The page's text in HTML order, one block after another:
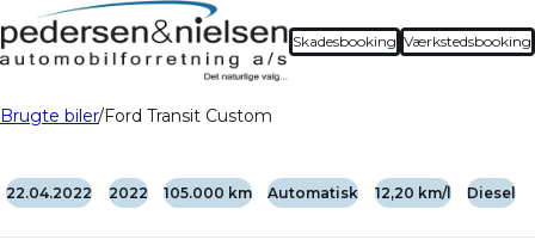
Skadesbooking Værkstedsbooking
Brugte biler Ford Transit Custom
22.04.2022 2022 105.000 km Automatisk 12,20 km/l Diesel